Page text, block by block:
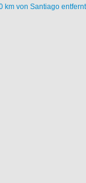
km von Santiago